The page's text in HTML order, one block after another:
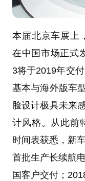
本届北京车展上
在中国市场正式
3将于2019年交
基本与海外版车
脸设计极具未来
计风格。从此前
时间表获悉，新
首批生产长续航
国客户交付；